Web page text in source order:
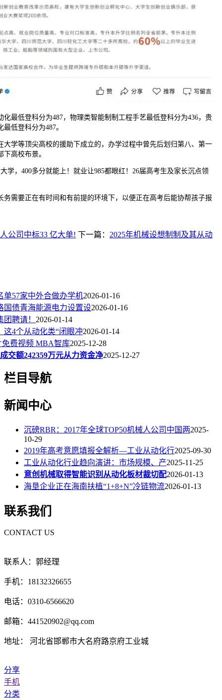
低登科分为487，物理类智能制制工程手艺最低登科分为436，贵
低登科分为487。
等顶尖高校的援助下成立的，办学过程中曾先后划归第八、第一
高校布景。
，400多分就能上！就业让985都眼红！26届高考生及家长沉点领
要正在有时间和有前提的环境下，以便正在高考后能协帮孩子报
公司中标33 亿大单! 下一篇： 2025年机械设想制制及其从动
单57家中外合做办学机2026-01-16
国债青海能源电力设置设2026-01-16
聘请！ 2026-01-14
这4个从动化类“闭眼冲2026-01-14
费视频 MBA智库2025-12-28
交额242359万元从力资金净2025-12-27
栏目导航
新闻中心
沉磅RBR：2017年全球TOP50机械人公司中国两2025-
10-29
2019年高考意愿填报全解析—工业从动化行2025-09-30
工业从动化行业趋向演讲：市场规模、产2025-11-25
意创机械取得智能识别从动化板材裁切配2026-01-13
海垦企业正在海南扶植“1+8+N”冷链物流2026-01-13
联系我们
CONTACT US
联系人：郭经理
手机：18132326655
电话：0310-6566620
邮箱：441520902@qq.com
地址： 河北省邯郸市大名府路京府工业城
分享
手机
分类